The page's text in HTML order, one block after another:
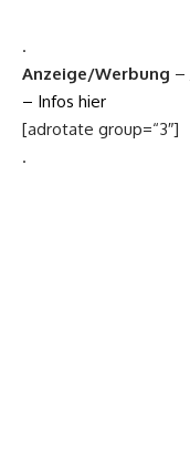
.
Anzeige/Werbung –
– Infos hier
[adrotate group=“3″]
.